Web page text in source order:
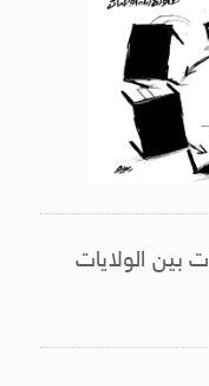
بين الولايات